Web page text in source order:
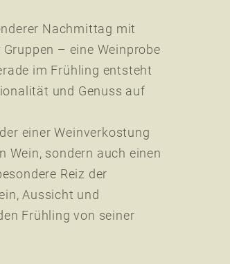
Nachmittag mit
– eine Weinprobe
im Frühling entsteht
und Genuss auf
einer Weinverkostung
sondern auch einen
Reiz der
Aussicht und
Frühling von seiner